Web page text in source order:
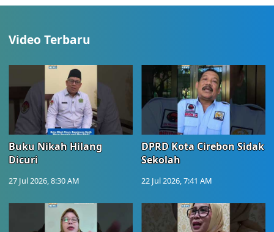
Video Terbaru
Buku Nikah Hilang
Dicuri
27 Jul 2026, 8:30 AM
DPRD Kota Cirebon Sidak
Sekolah
22 Jul 2026, 7:41 AM